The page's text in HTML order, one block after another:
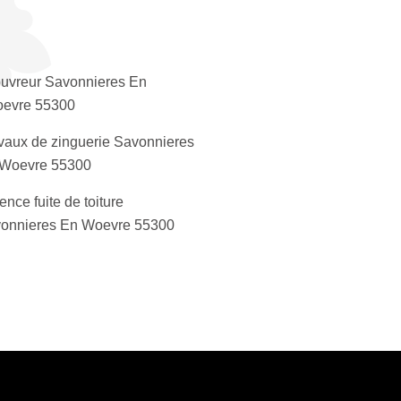
Savonnieres En
55300
de zinguerie Savonnieres
55300
fuite de toiture
En Woevre 55300